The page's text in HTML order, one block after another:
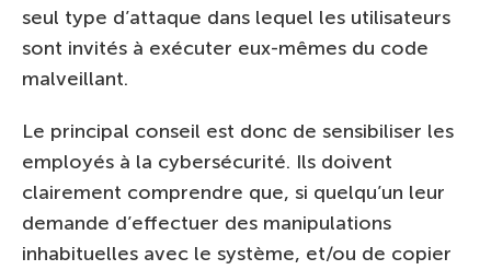
seul type d’attaque dans lequel les utilisateurs
sont invités à exécuter eux-mêmes du code
malveillant.
Le principal conseil est donc de sensibiliser les
employés à la cybersécurité. Ils doivent
clairement comprendre que, si quelqu’un leur
demande d’effectuer des manipulations
inhabituelles avec le système, et/ou de copier